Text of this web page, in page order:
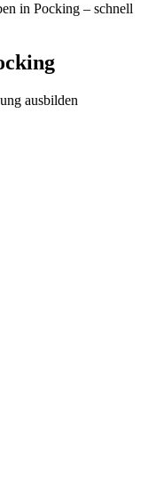
in Pocking – schnell
ausbilden